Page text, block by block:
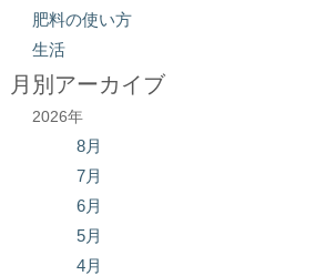
肥料の使い方
生活
月別アーカイブ
2026年
8月
7月
6月
5月
4月